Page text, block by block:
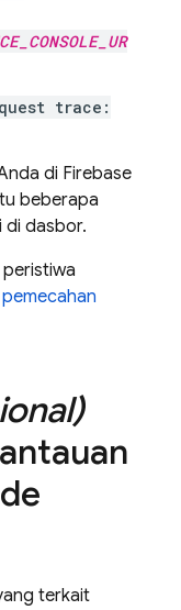
trace:
di Firebase
beberapa
di dasbor.
terkait